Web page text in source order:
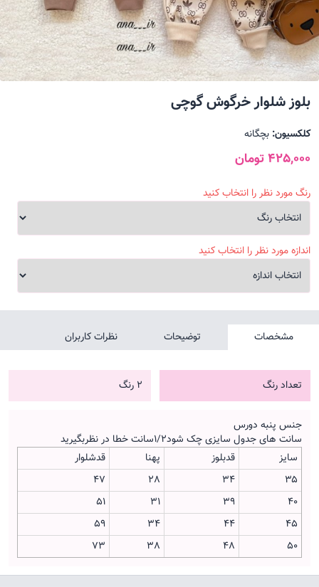
بلوز شلوار خرگوش گوچی
کلکسیون: بچگانه
425,000 تومان
رنگ مورد نظر را انتخاب کنید
اندازه مورد نظر را انتخاب کنید
مشخصات توضیحات نظرات کاربران
تعداد رنگ 2 رنگ
جنس پنبه دورس
سانت های جدول سایزی چک شود۱/۲سانت خطا در نظربگیرید
سایز
قدبلوز پهنا
قدشلوار
۳۵
34
28
47
۴۰
۳۹ 31
۵۱
۴۵
44
34
59
50
48
38
73